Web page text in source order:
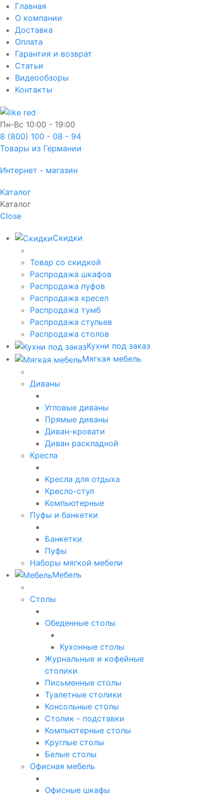
Главная
О компании
Доставка
Оплата
Гарантия и возврат
Статьи
Видеообзоры
Контакты
Пн-Вс 10:00 - 19:00
8 (800) 100 - 08 - 94
Товары из Германии
Интернет - магазин
Каталог
Каталог
Close
Скидки
Товар со скидкой
Распродажа шкафов
Распродажа пуфов
Распродажа кресел
Распродажа тумб
Распродажа стульев
Распродажа столов
Кухни под заказ
Мягкая мебель
Диваны
Угловые диваны
Прямые диваны
Диван-кровати
Диван раскладной
Кресла
Кресла для отдыха
Кресло-стул
Компьютерные
Пуфы и банкетки
Банкетки
Пуфы
Наборы мягкой мебели
Мебель
Столы
Обеденные столы
Кухонные столы
Журнальные и кофейные
столики
Письменные столы
Туалетные столики
Консольные столы
Столик - подставки
Компьютерные столы
Круглые столы
Белые столы
Офисная мебель
Офисные шкафы